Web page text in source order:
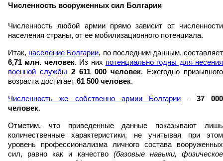
Численность вооруженных сил Болгарии
Численность любой армии прямо зависит от численности
населения страны, от ее мобилизационного потенциала.
Итак, население Болгарии, по последним данным, составляет
6,71 млн. человек. Из них потенциально годны для несения
военной службы 2 611 000 человек. Ежегодно призывного
возраста достигает 61 500 человек.
Численность же собственно армии Болгарии - 37 000
человек.
Отметим, что приведенные данные показывают лишь
количественные характеристики, не учитывая при этом
уровень профессионализма личного состава вооруженных
сил, равно как и качество (базовые навыки, физическое